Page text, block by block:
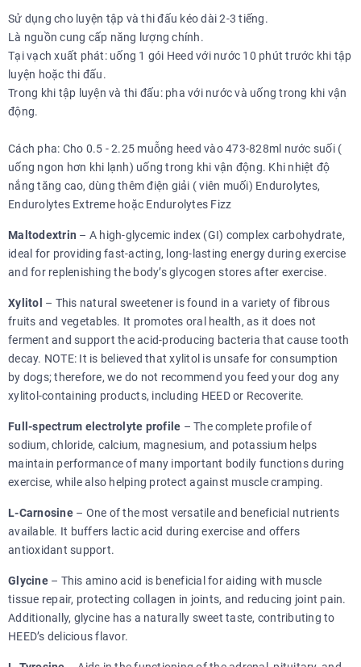
Sử dụng cho luyện tập và thi đấu kéo dài 2-3 tiếng.
Là nguồn cung cấp năng lượng chính.
Tại vạch xuất phát: uống 1 gói Heed với nước 10 phút trước khi tập
luyện hoặc thi đấu.
Trong khi tập luyện và thi đấu: pha với nước và uống trong khi vận
động.
Cách pha: Cho 0.5 - 2.25 muỗng heed vào 473-828ml nước suối (
uống ngon hơn khi lạnh) uống trong khi vận động. Khi nhiệt độ
nắng tăng cao, dùng thêm điện giải ( viên muối) Endurolytes,
Endurolytes Extreme hoặc Endurolytes Fizz
Maltodextrin – A high-glycemic index (GI) complex carbohydrate,
ideal for providing fast-acting, long-lasting energy during exercise
and for replenishing the body’s glycogen stores after exercise.
Xylitol – This natural sweetener is found in a variety of fibrous
fruits and vegetables. It promotes oral health, as it does not
ferment and support the acid-producing bacteria that cause tooth
decay. NOTE: It is believed that xylitol is unsafe for consumption
by dogs; therefore, we do not recommend you feed your dog any
xylitol-containing products, including HEED or Recoverite.
Full-spectrum electrolyte profile – The complete profile of
sodium, chloride, calcium, magnesium, and potassium helps
maintain performance of many important bodily functions during
exercise, while also helping protect against muscle cramping.
L-Carnosine– One of the most versatile and beneficial nutrients
available. It buffers lactic acid during exercise and offers
antioxidant support.
Glycine– This amino acid is beneficial for aiding with muscle
tissue repair, protecting collagen in joints, and reducing joint pain.
Additionally, glycine has a naturally sweet taste, contributing to
HEED’s delicious flavor.